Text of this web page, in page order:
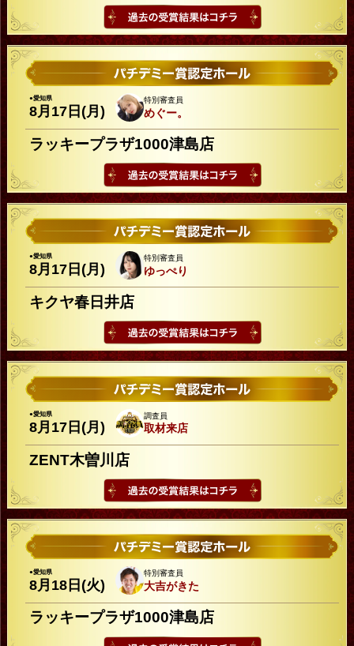
●愛知県
8月17日(月)
特別審査員
めぐー。
ラッキープラザ1000津島店
●愛知県
8月17日(月)
特別審査員
ゆっぺり
キクヤ春日井店
●愛知県
8月17日(月)
調査員
取材来店
ZENT木曽川店
●愛知県
8月18日(火)
特別審査員
大吉がきた
ラッキープラザ1000津島店